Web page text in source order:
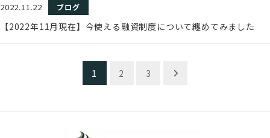
【2022年11月現在】今使える融資制度について纏めてみました
2022.11.22 ブログ
1 2 3